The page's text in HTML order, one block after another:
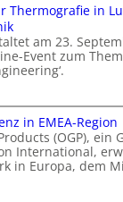
Thermografie in
am 23.
Event zum
in EMEA-Region
(OGP), ein
International,
in Europa, dem